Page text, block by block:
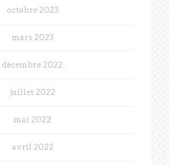
octobre 2023
mars 2023
décembre 2022
juillet 2022
mai 2022
avril 2022